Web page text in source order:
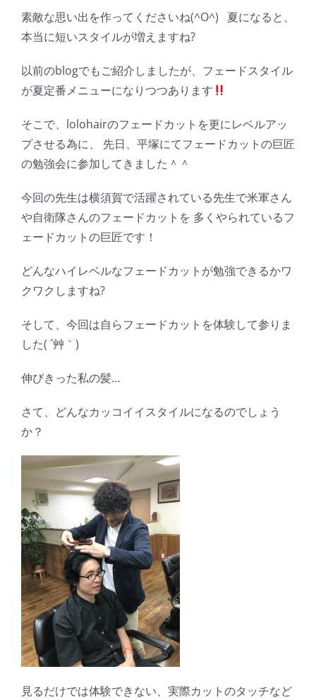
素敵な思い出を作ってくださいね(^O^) 夏になると、
本当に短いスタイルが増えますね?
以前のblogでもご紹介しましたが、フェードスタイル
が夏定番メニューになりつつあります
そこで、lolohairのフェードカットを更にレベルアッ
プさせる為に、 先日、平塚にてフェードカットの巨匠
の勉強会に参加してきました＾＾
今回の先生は横須賀で活躍されている先生で米軍さん
や自衛隊さんのフェードカットを 多くやられているフ
ェードカットの巨匠です！
どんなハイレベルなフェードカットが勉強できるかワ
クワクしますね?
そして、今回は自らフェードカットを体験して参りま
した( ´艸｀)
伸びきった私の髪…
さて、どんなカッコイイスタイルになるのでしょう
か？
見るだけでは体験できない、実際カットのタッチなど